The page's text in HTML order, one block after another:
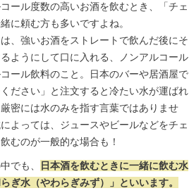
ール度数の高いお酒を飲むとき、「チェ
に頼む方も多いですよね。
、強いお酒をストレートで飲んだ後にそ
ようにして口に入れる、ノンアルコール
ール飲料のこと。日本のバーや居酒屋で
ください」と注文すると冷たい水が運ばれ
密には水のみを指す言葉ではありませ
よっては、ジュースやビールなどをチェ
むのが一般的な場合も！
でも、
日本酒を飲むときに一緒に飲む水
ぎ水（やわらぎみず）」といいます。